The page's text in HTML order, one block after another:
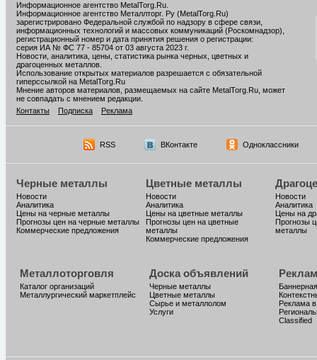
Информационное агентство MetalTorg.Ru
Информационное агентство Металлторг. Ру (MetalTorg.Ru)
зарегистрировано Федеральной службой по надзору в сфере связи,
информационных технологий и массовых коммуникаций (Роскомнадзор),
регистрационный номер и дата принятия решения о регистрации:
серия ИА № ФС 77 - 85704 от 03 августа 2023 г.
Новости, аналитика, цены, статистика рынка черных, цветных и
драгоценных металлов.
Использование открытых материалов разрешается с обязательной
гиперссылкой на MetalTorg.Ru
Мнение авторов материалов, размещаемых на сайте MetalTorg.Ru, может
не совпадать с мнением редакции.
Контакты
Подписка Реклама
RSS ВКонтакте Одноклассники
Черные металлы
Новости
Аналитика
Цены на черные металлы
Прогнозы цен на черные металлы
Коммерческие предложения
Цветные металлы
Новости
Аналитика
Цены на цветные металлы
Прогнозы цен на цветные
металлы
Коммерческие предложения
Новости
Аналитика
Цены на
Прогнозы
металлы
Металлоторговля
Каталог организаций
Металлургический маркетплейс
Доска объявлений
Черные металлы
Цветные металлы
Сырье и металлолом
Услуги
Реклама
Classified